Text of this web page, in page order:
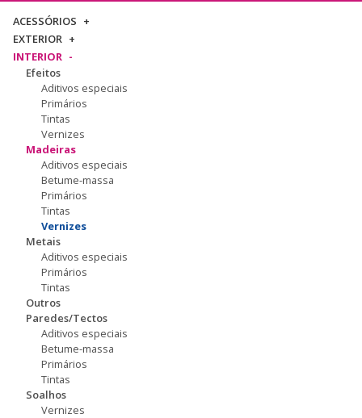
ACESSÓRIOS
EXTERIOR
INTERIOR
Efeitos
Aditivos especiais
Primários
Tintas
Vernizes
Madeiras
Aditivos especiais
Betume-massa
Primários
Tintas
Vernizes
Metais
Aditivos especiais
Primários
Tintas
Outros
Paredes/Tectos
Aditivos especiais
Betume-massa
Primários
Tintas
Soalhos
Vernizes